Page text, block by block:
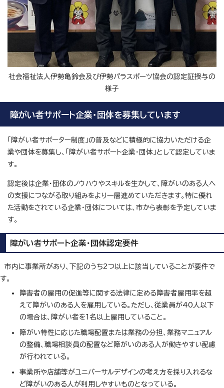
社会福祉法人伊勢亀鈴会及び伊勢パラスポーツ協会の認定証授与の
様子
障がい者サポート企業・団体を募集しています
「障がい者サポーター制度」の普及などに積極的に協力いただける企
業や団体を募集し、「障がい者サポート企業・団体」として認定していま
す。
認定後は企業・団体のノウハウやスキルを生かして、障がいのある人へ
の支援につながる取り組みをより一層進めていただきます。特に優れ
た活動をされている企業・団体については、市から表彰を予定していま
す。
障がい者サポート企業・団体認定要件
市内に事業所があり、下記のうち2つ以上に該当していることが要件で
す。
障害者の雇用の促進等に関する法律に定める障害者雇用率を超
えて障がいのある人を雇用している。ただし、従業員が40人以下
の場合は、障がい者を1名以上雇用していること。
障がい特性に応じた職場配置または業務の分担、業務マニュアル
の整備、職場相談員の配置など障がいのある人が働きやすい配慮
が行われている。
事業所や店舗等がユニバーサルデザインの考え方を採り入れるな
ど障がいのある人が利用しやすいものとなっている。